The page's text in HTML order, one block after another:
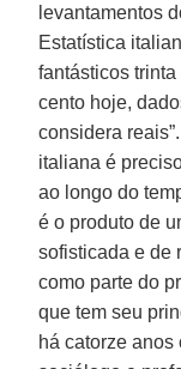
levantamentos
Estatística
fantásticos
cento hoje,
considera
italiana é
ao longo do
é o produto de
sofisticada e de
como parte do
que tem seu
há catorze anos